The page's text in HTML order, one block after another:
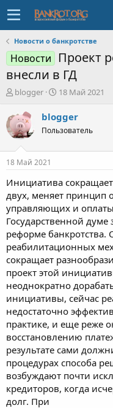
Новости о банкротстве
Новости
Проект
внесли в ГД
А
т
о
р
е
м
ы
blogger
Д
т
а
н
л
18 Май 2021
blogger
Пользователь
18 Май 2021
Инициатива
двух, меняет принцип
управляющих и
Государственной думе
реформе
реабилитационных
сокращает
проект этой
неоднократно
инициативы, сейчас
недостаточно
практике, и еще реже
восстановлению
результате сами
процедурах способа
возбуждают почти
кредиторов, когда
долг. При